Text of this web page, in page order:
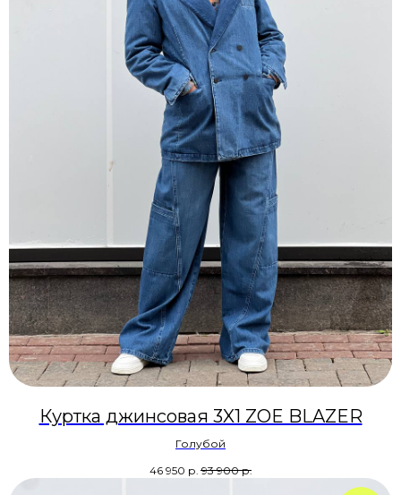
Куртка джинсовая 3X1 ZOE BLAZER
Голубой
46 950 р. 93 900 р.